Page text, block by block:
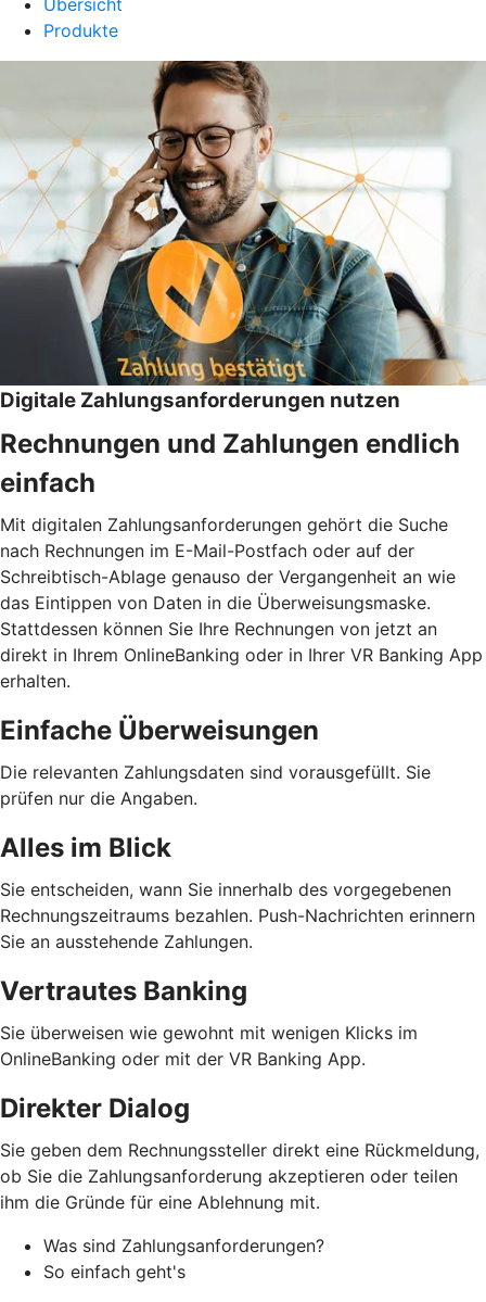
Übersicht
Produkte
Digitale Zahlungsanforderungen nutzen
Rechnungen und Zahlungen endlich
einfach
Mit digitalen Zahlungsanforderungen gehört die Suche
nach Rechnungen im E-Mail-Postfach oder auf der
Schreibtisch-Ablage genauso der Vergangenheit an wie
das Eintippen von Daten in die Überweisungsmaske.
Stattdessen können Sie Ihre Rechnungen von jetzt an
direkt in Ihrem OnlineBanking oder in Ihrer VR Banking App
erhalten.
Einfache Überweisungen
Die relevanten Zahlungsdaten sind vorausgefüllt. Sie
prüfen nur die Angaben.
Alles im Blick
Sie entscheiden, wann Sie innerhalb des vorgegebenen
Rechnungszeitraums bezahlen. Push-Nachrichten erinnern
Sie an ausstehende Zahlungen.
Vertrautes Banking
Sie überweisen wie gewohnt mit wenigen Klicks im
OnlineBanking oder mit der VR Banking App.
Direkter Dialog
Sie geben dem Rechnungssteller direkt eine Rückmeldung,
ob Sie die Zahlungsanforderung akzeptieren oder teilen
ihm die Gründe für eine Ablehnung mit.
Was sind Zahlungsanforderungen?
So einfach geht's